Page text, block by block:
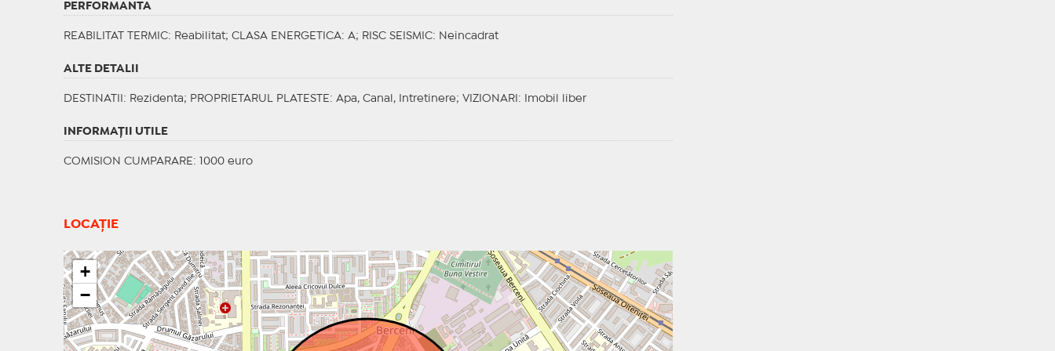
PERFORMANTA
REABILITAT TERMIC: Reabilitat; CLASA ENERGETICA: A; RISC SEISMIC: Neincadrat
ALTE DETALII
DESTINATII : Rezidenta; PROPRIETARUL PLATESTE : Apa, Canal, Intretinere; VIZIONARI : Imobil liber
INFORMAŢII UTILE
COMISION CUMPARARE: 1000 euro
LOCAȚIE
+
−